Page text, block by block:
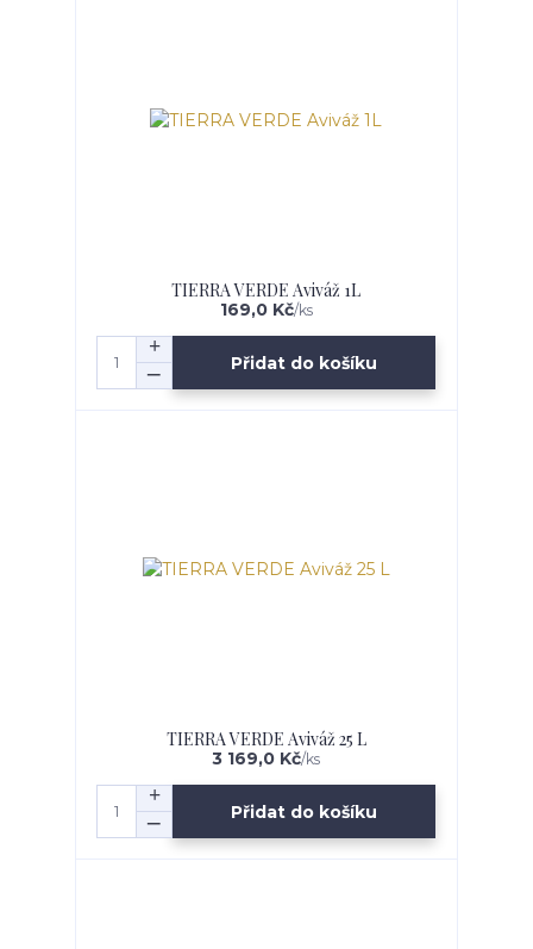
TIERRA VERDE Aviváž 1L
169,0 Kč/ks
Přidat do košíku
TIERRA VERDE Aviváž 25 L
3 169,0 Kč/ks
Přidat do košíku